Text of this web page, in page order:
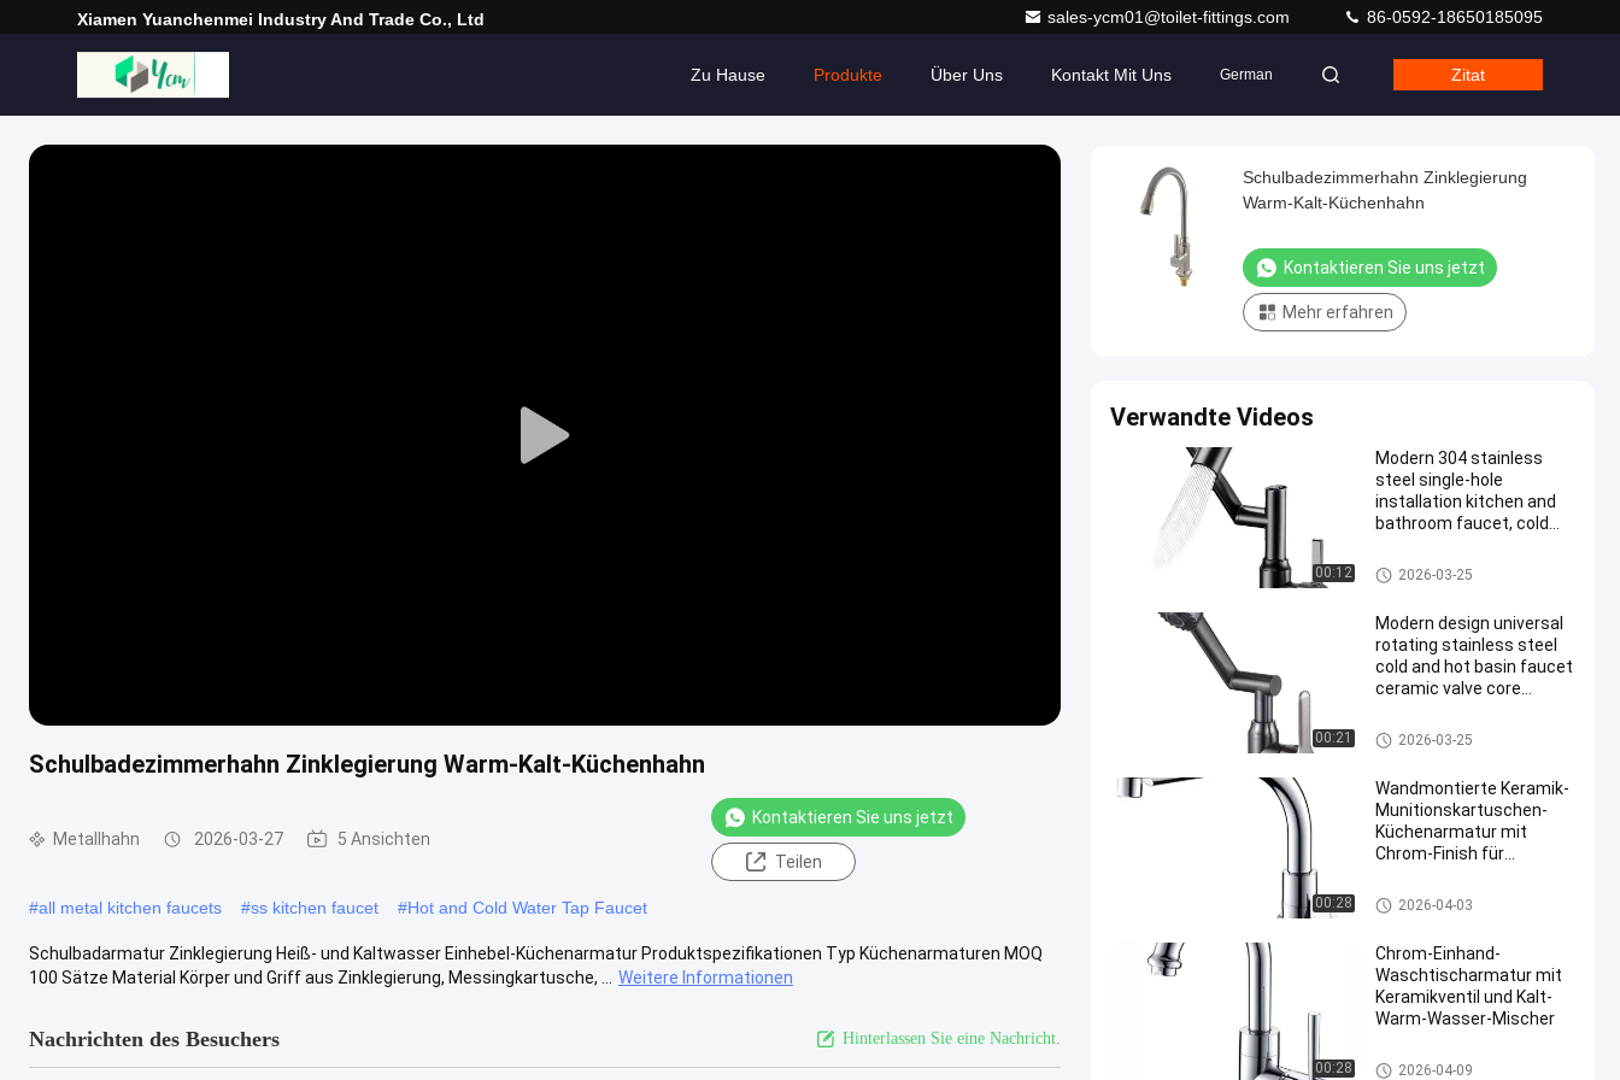
Xiamen Yuanchenmei Industry And Trade Co., Ltd sales-ycm01@toilet-fittings.com 86-0592-18650185095
Zu Hause Produkte Über Uns Kontakt Mit Uns German Zitat
Play
Schulbadezimmerhahn Zinklegierung Warm-Kalt-Küchenhahn
Metallhahn 2026-03-27 5 Ansichten
Kontaktieren Sie uns jetzt
Teilen
#all metal kitchen faucets #ss kitchen faucet #Hot and Cold Water Tap Faucet
Schulbadarmatur Zinklegierung Heiß- und Kaltwasser Einhebel-Küchenarmatur Produktspezifikationen Typ Küchenarmaturen MOQ
100 Sätze Material Körper und Griff aus Zinklegierung, Messingkartusche, ...
Weitere Informationen
Nachrichten des Besuchers Hinterlassen Sie eine Nachricht.
Schulbadezimmerhahn Zinklegierung
Warm-Kalt-Küchenhahn
Kontaktieren Sie uns jetzt
Mehr erfahren
Verwandte Videos
00:12
Modern 304 stainless
steel single-hole
installation kitchen and
bathroom faucet, cold
ceramic basin faucet,
electric faucet
Metallhahn
2026-03-25
00:21
Modern design universal
rotating stainless steel
cold and hot basin faucet
ceramic valve core
Metallhahn
2026-03-25
00:28
Wandmontierte Keramik-
Munitionskartuschen-
Küchenarmatur mit
Chrom-Finish für
Metallhahn
2026-04-03
00:28
Chrom-Einhand-
Waschtischarmatur mit
Keramikventil und Kalt-
Warm-Wasser-Mischer
Metallhahn
2026-04-09